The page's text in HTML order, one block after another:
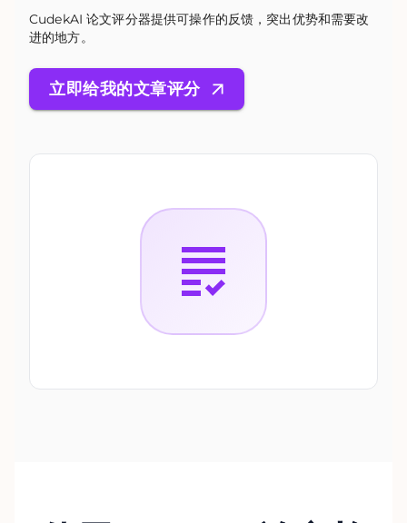
CudekAI 论文评分器提供可操作的反馈，突出优势和需要改
进的地方。
立即给我的文章评分